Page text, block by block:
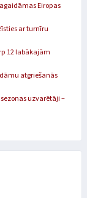
Eiropas
ar turnīru
12 labākajām
atgriešanās
uzvarētāji –